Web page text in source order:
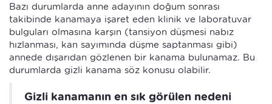
Bazı durumlarda anne adayının doğum sonrası
takibinde kanamaya işaret eden klinik ve laboratuvar
bulguları olmasına karşın (tansiyon düşmesi nabız
hızlanması, kan sayımında düşme saptanması gibi)
annede dışarıdan gözlenen bir kanama bulunamaz. Bu
durumlarda gizli kanama söz konusu olabilir.
Gizli kanamanın en sık görülen nedeni